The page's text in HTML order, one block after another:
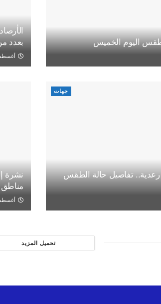
اليوم الخميس
بعدد
أغسطس 5,
جهات
تفاصيل حالة الطقس
نشرة
مناطق
أغسطس 4,
تحميل المزيد